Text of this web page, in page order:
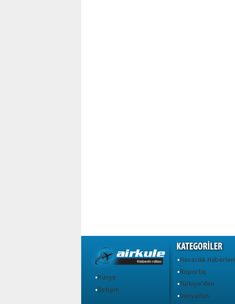
•Künye
•İletişim
•Havacılık Haberleri
•Röportaj
•Türkiye'den
•Dünyadan